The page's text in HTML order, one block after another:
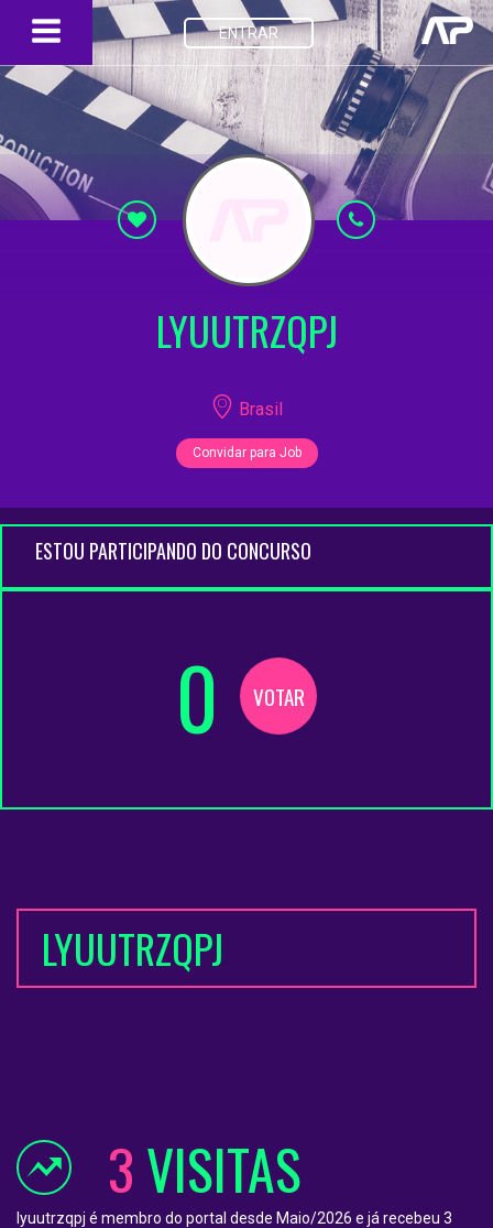
ENTRAR
LYUUTRZQPJ
Brasil
Convidar para Job
ESTOU PARTICIPANDO DO CONCURSO
0 VOTAR
LYUUTRZQPJ
3VISITAS
lyuutrzqpj é membro do portal desde Maio/2026 e já recebeu 3